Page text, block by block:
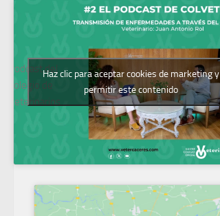
Podcast del
Colegio de
Veterinarios
Haz clic para aceptar cookies de marketing y
permitir este contenido